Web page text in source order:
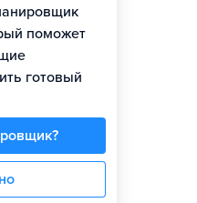
поможет
готовый